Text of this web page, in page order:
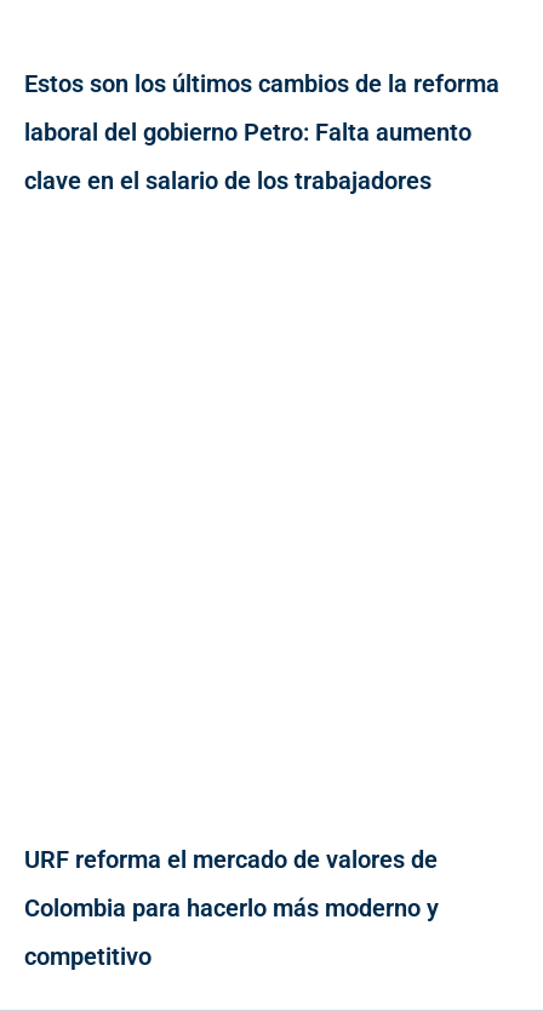
Estos son los últimos cambios de la reforma
laboral del gobierno Petro: Falta aumento
clave en el salario de los trabajadores
URF reforma el mercado de valores de
Colombia para hacerlo más moderno y
competitivo